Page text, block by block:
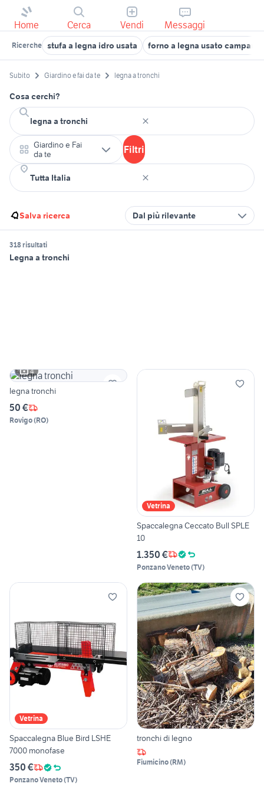
Home Cerca Vendi Messaggi
Ricerche stufa a legna idro usata forno a legna usato campania
Subito Giardino e fai da te legna a tronchi
Cosa cerchi?
Giardino e Fai
da te
Filtri
Salva ricerca Dal più rilevante
318 risultati
Legna a tronchi
4
legna tronchi
50 €
Rovigo(RO)
Vetrina
Spaccalegna Ceccato Bull SPLE
10
1.350 €
Ponzano Veneto(TV)
Vetrina
Spaccalegna Blue Bird LSHE
7000 monofase
350 €
Ponzano Veneto(TV)
tronchi di legno
Fiumicino(RM)